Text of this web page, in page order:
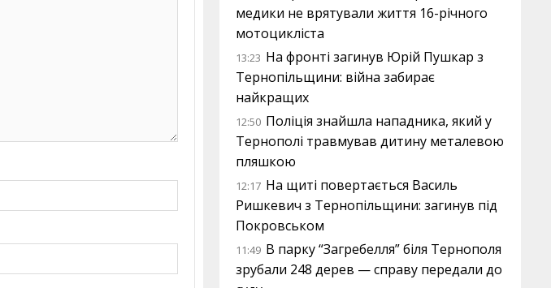
медики не врятували життя 16-річного
мотоцикліста
13:23 На фронті загинув Юрій Пушкар з
Тернопільщини: війна забирає
найкращих
12:50 Поліція знайшла нападника, який у
Тернополі травмував дитину металевою
пляшкою
12:17 На щиті повертається Василь
Ришкевич з Тернопільщини: загинув під
Покровськом
11:49 В парку “Загребелля” біля Тернополя
зрубали 248 дерев — справу передали до